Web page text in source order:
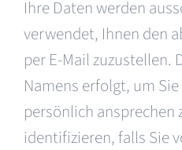
Ihre Daten werden
verwendet, Ihnen den
per E-Mail zuzustellen.
Namens erfolgt, um
persönlich ansprechen
identifizieren, falls Sie